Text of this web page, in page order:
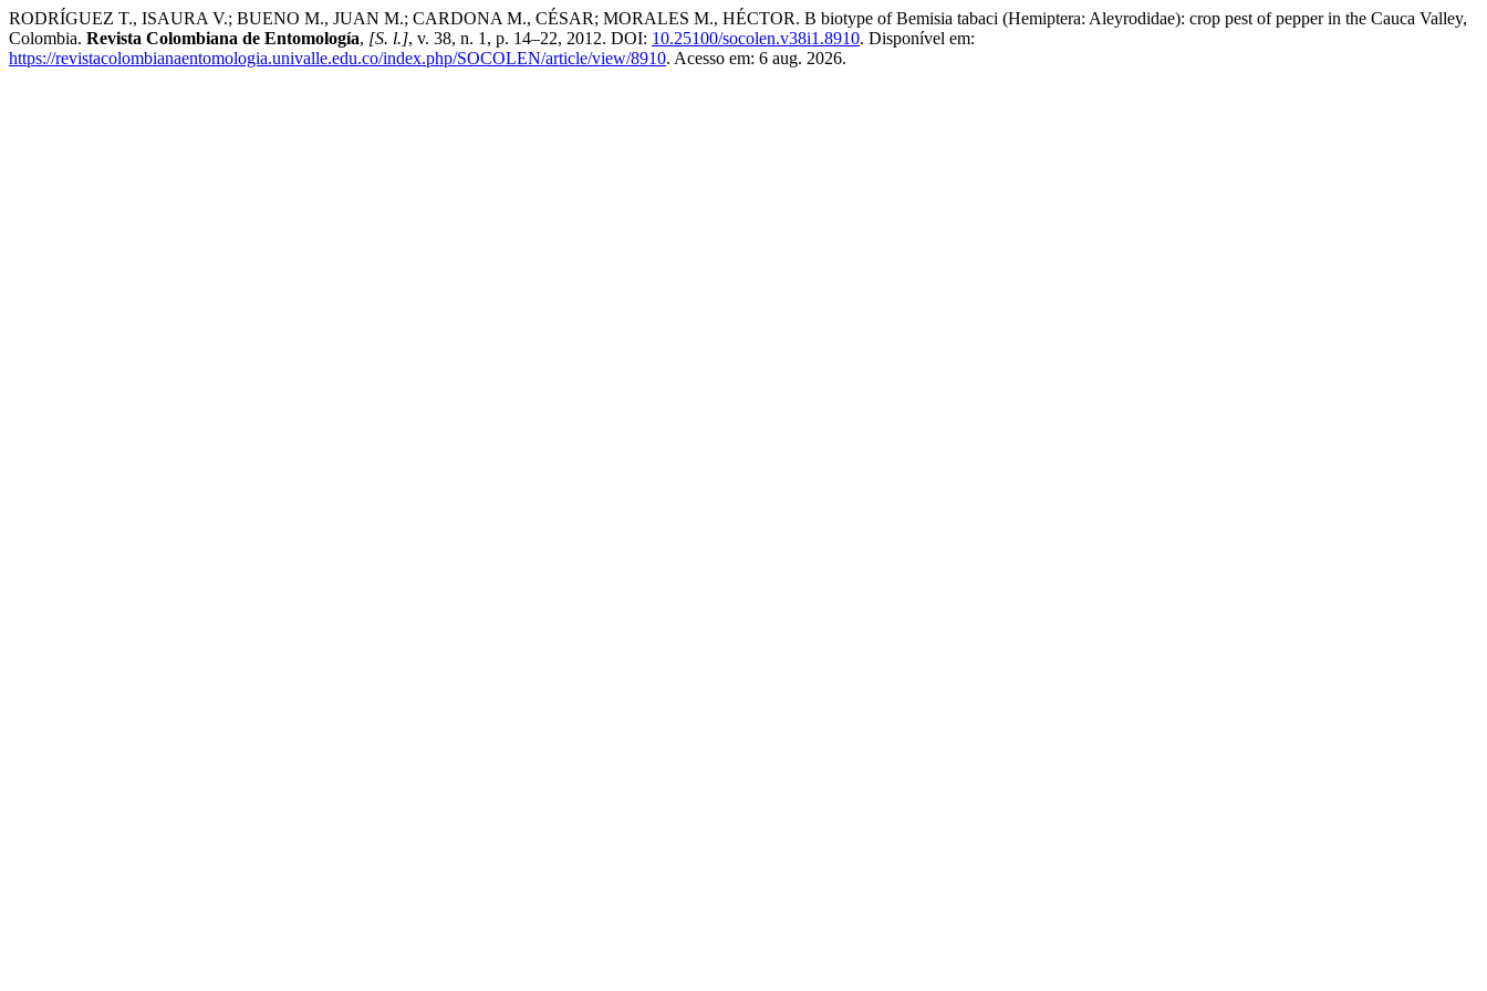
RODRÍGUEZ T., ISAURA V.; BUENO M., JUAN M.; CARDONA M., CÉSAR; MORALES M., HÉCTOR. B biotype of Bemisia tabaci (Hemiptera: Aleyrodidae): crop pest of pepper in the Cauca Valley,
Colombia. Revista Colombiana de Entomología, [S. l.], v. 38, n. 1, p. 14–22, 2012. DOI: 10.25100/socolen.v38i1.8910. Disponível em:
https://revistacolombianaentomologia.univalle.edu.co/index.php/SOCOLEN/article/view/8910. Acesso em: 6 aug. 2026.